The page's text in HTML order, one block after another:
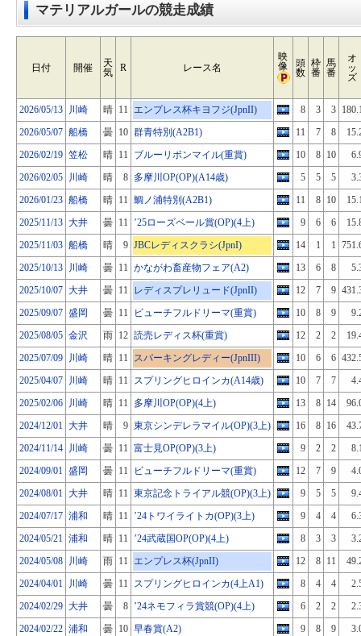
マテリアルガールの競走成績
日付 開催
天
気
R レース名
映
像
頭
数
枠
番
馬
番
オ
ッ
ズ
2026/05/13 川崎 晴 11 エンプレス杯キヨフジ(JpnII) 8 3 3
2026/05/07 船橋 曇 10 群青特別(A2B1) 11 7 8
2026/02/19 笠松 晴 11 ブルーリボンマイル(重賞) 10 8 10
2026/02/05
川崎 晴 8 多摩川OP(OP)(A14歳) 5 5 5
2026/01/23 船橋 晴 11 鯛ノ浦特別(A2B1) 11 8 10
2025/11/13 大井 曇 11 ’25ローズベール賞(OP)(4上) 9 6 6
2025/11/03 船橋 晴 9 JBCレディスクラシ(JpnI) 14 1 1
2025/10/13
川崎 曇 11 かながわ畜産物フェア(A2) 13 6 8
2025/10/07 大井 曇 11 レディスプレリュード(JpnII) 12 7 9
2025/09/07 盛岡 曇 11 ビューチフルドリーマ(重賞) 10 8 9
2025/08/05 金沢 雨 12 読売レディス杯(重賞) 12 2 2
2025/07/09
川崎 晴 11 スパーキングレディー(JpnIII) 10 6 6
2025/04/07
川崎 晴 11 スプリングヒロインカ(A14歳) 10 7 7
2025/02/06
川崎 晴 11 多摩川OP(OP)(4上) 13 8 14
2024/12/01 大井 晴 9 東京シンデレラマイル(OP)(3上) 16 8 16
2024/11/14
川崎 曇 11 富士見OP(OP)(3上) 9 2 2
2024/09/01 盛岡 曇 11 ビューチフルドリーマ(重賞) 12 7 9
2024/08/01 大井 晴 11 東京記念トライアル競(OP)(3上) 9 5 5
2024/07/17 浦和 晴 11 ’24トワイライトカ(OP)(3上) 9 4 4
2024/05/21 浦和 晴 11 ’24武蔵国OP(OP)(4上) 8 3 3
2024/05/08
川崎 雨 11 エンプレス杯(JpnII) 12 8 11
2024/04/01
川崎 曇 11 スプリングヒロインカ(4上A1) 8 4 4
2024/02/29 大井 曇 8 ’24ネモフィラ賞競(OP)(4上) 6 2 2
2024/02/22 浦和 曇 10 早春賞(A2) 9 8 9